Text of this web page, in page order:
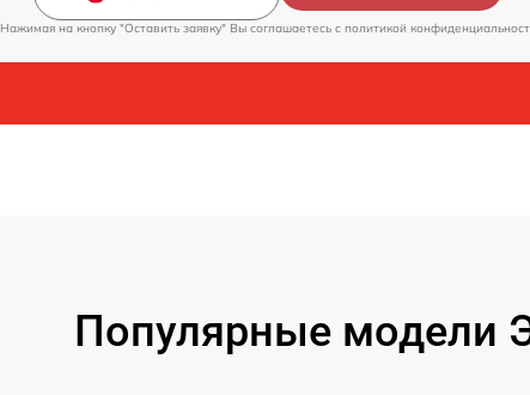
Нажимая на кнопку "Оставить заявку" Вы соглашаетесь c политикой
Популярные модели